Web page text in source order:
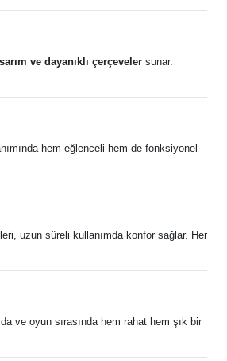
ve dayanıklı çerçeveler sunar.
hem eğlenceli hem de fonksiyonel
uzun süreli kullanımda konfor sağlar. Her
ve oyun sırasında hem rahat hem şık bir